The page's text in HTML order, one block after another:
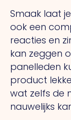
Smaak laat
ook een
reacties en
kan zeggen
panelleden
product
wat zelfs de
nauwelijks